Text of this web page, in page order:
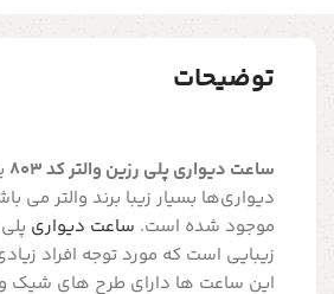
توضیحات
ساعت دیواری پلی رزین والتر کد 803
دیواری‌ها بسیار زیبا برند والتر می
موجود شده است. ساعت دیواری
زیبایی است که مورد توجه افراد
این ساعت ها دارای طرح های شیک